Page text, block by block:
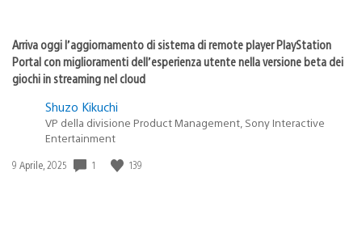
Arriva oggi l’aggiornamento di sistema di remote player PlayStation
Portal con miglioramenti dell’esperienza utente nella versione beta dei
giochi in streaming nel cloud
Shuzo Kikuchi
VP della divisione Product Management, Sony Interactive
Entertainment
Data
9 Aprile, 2025 1 139